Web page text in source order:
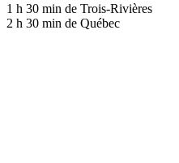
1 h 30 min de Trois-Rivières
2 h 30 min de Québec